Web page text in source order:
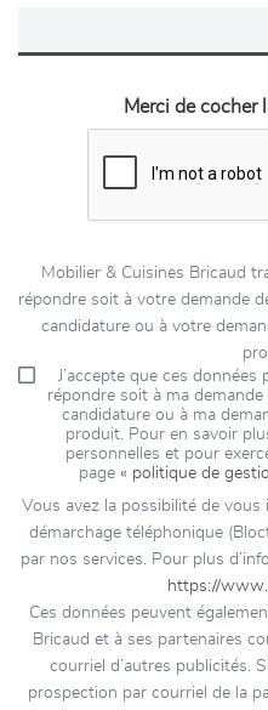
Merci de cocher
Mobilier & Cuisines Bricaud
répondre soit à votre demande
candidature ou à votre
J’accepte que ces
répondre soit à ma
candidature ou à ma
produit. Pour en savoir
personnelles et pour
page « politique de
Vous avez la possibilité de vous
démarchage téléphonique
par nos services. Pour plus
https://
Ces données peuvent
Bricaud et à ses partenaires
courriel d’autres publicités.
prospection par courriel de la